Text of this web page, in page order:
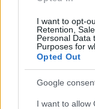
I want to opt-
Retention,
Personal Data
Purposes for
Opted Out
Google
I want to allow
Tünet Együttes
laydown comedy
- ágy felvonásban -